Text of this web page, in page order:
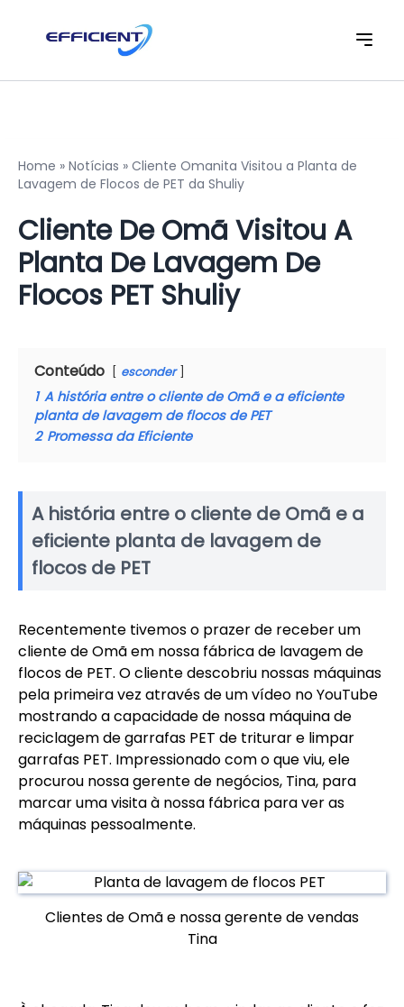
Home » Notícias » Cliente Omanita Visitou a Planta de
Lavagem de Flocos de PET da Shuliy
Cliente De Omã Visitou A
Planta De Lavagem De
Flocos PET Shuliy
Conteúdo esconder
1 A história entre o cliente de Omã e a eficiente
planta de lavagem de flocos de PET
2 Promessa da Eficiente
A história entre o cliente de Omã e a
eficiente planta de lavagem de
flocos de PET
Recentemente tivemos o prazer de receber um
cliente de Omã em nossa fábrica de lavagem de
flocos de PET. O cliente descobriu nossas máquinas
pela primeira vez através de um vídeo no YouTube
mostrando a capacidade de nossa máquina de
reciclagem de garrafas PET de triturar e limpar
garrafas PET. Impressionado com o que viu, ele
procurou nossa gerente de negócios, Tina, para
marcar uma visita à nossa fábrica para ver as
máquinas pessoalmente.
Clientes de Omã e nossa gerente de vendas
Tina